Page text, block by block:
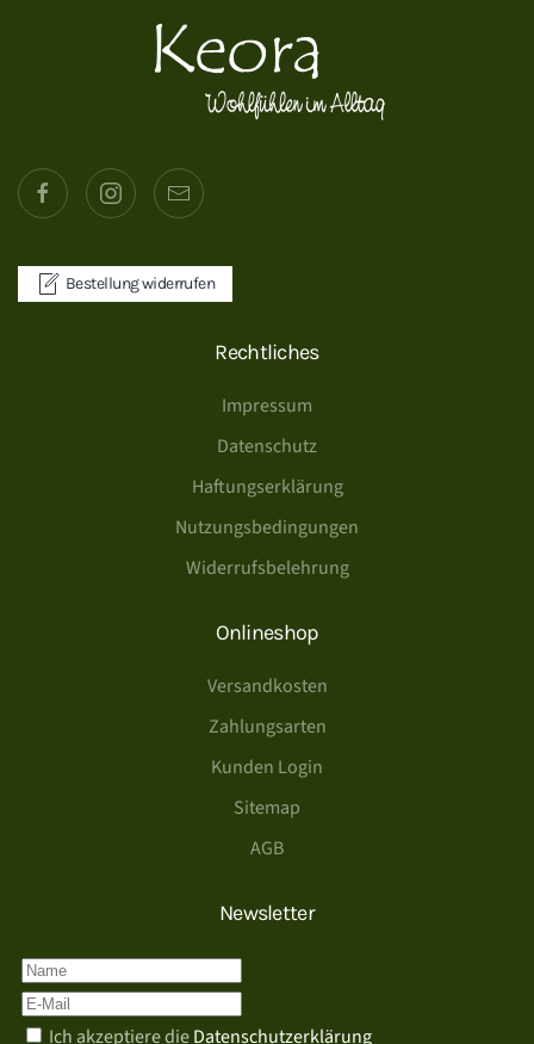
Bestellung widerrufen
Rechtliches
Impressum
Datenschutz
Haftungserklärung
Nutzungsbedingungen
Widerrufsbelehrung
Onlineshop
Versandkosten
Zahlungsarten
Kunden Login
Sitemap
AGB
Newsletter
Ich akzeptiere dieDatenschutzerklärung